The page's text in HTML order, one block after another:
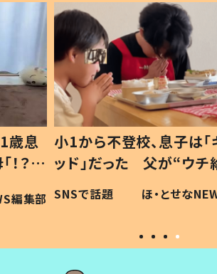
歳息
？」
編集部
小1から不登校、息子は「
ッド」だった 父が“ウチ
作り続ける理由とは #令
#令和の子
SNSで話題 ほ・とせな